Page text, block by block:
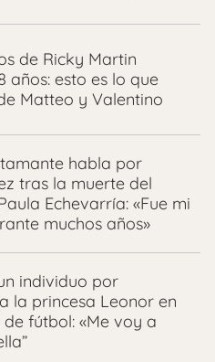
de Ricky Martin
años: esto es lo que
Matteo y Valentino
habla por
tras la muerte del
Echevarría: «Fue mi
muchos años»
individuo por
la princesa Leonor en
fútbol: «Me voy a